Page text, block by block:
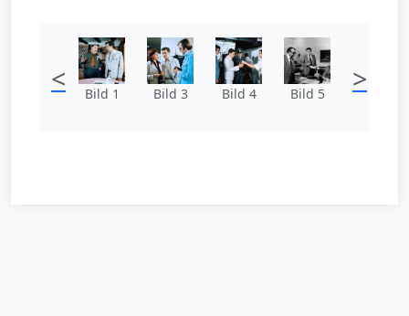
< Bild 1 Bild 3 Bild 4 Bild 5 >